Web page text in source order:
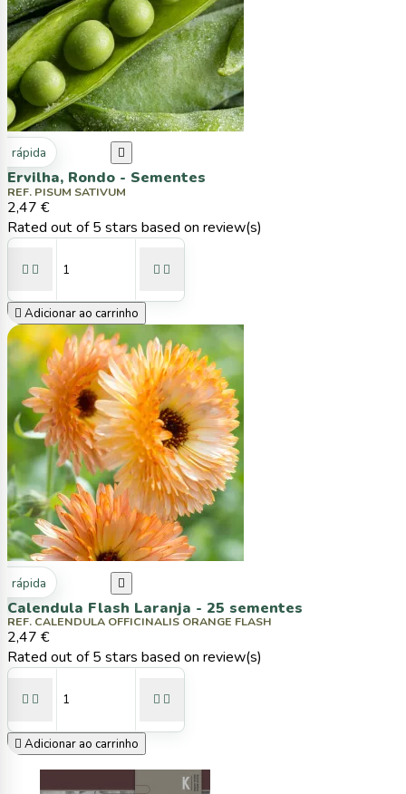
rápida 
Ervilha, Rondo - Sementes
REF. PISUM SATIVUM
2,47 €
Rated out of 5 stars based on review(s)
   
 Adicionar ao carrinho
rápida 
Calendula Flash Laranja - 25 sementes
REF. CALENDULA OFFICINALIS ORANGE FLASH
2,47 €
Rated out of 5 stars based on review(s)
   
 Adicionar ao carrinho